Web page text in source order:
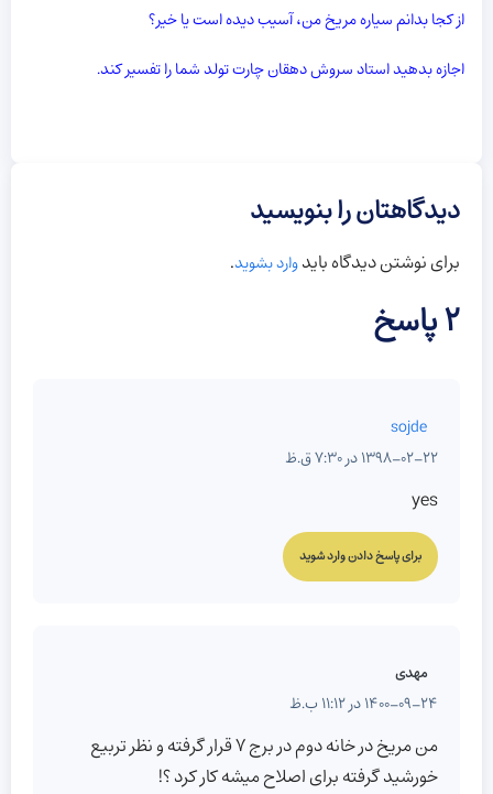
از کجا بدانم سیاره مریخ من، آسیب دیده است یا خیر؟
اجازه بدهید استاد سروش دهقان چارت تولد شما را تفسیر کند.
2 پاسخ
sojde
1398-02-22 در 7:30 ق.ظ
yes
برای پاسخ دادن وارد شوید
مهدی
1400-09-24 در 11:12 ب.ظ
من مریخ در خانه دوم در برج ۷ قرار گرفته و نظر تربیع
خورشید گرفته برای اصلاح میشه کار کرد ؟!
دیدگاهتان را بنویسید
برای نوشتن دیدگاه بایدوارد بشوید.